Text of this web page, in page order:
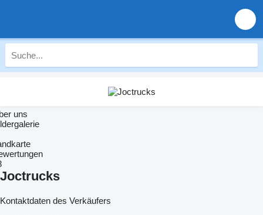
uns
Joctrucks
Kontaktdaten des Verkäufers